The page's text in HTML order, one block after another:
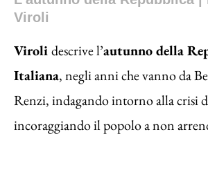
Viroli
Virolidescrive l’autunno della
Italiana, negli anni che vanno da
Renzi, indagando intorno alla crisi
incoraggiando il popolo a non